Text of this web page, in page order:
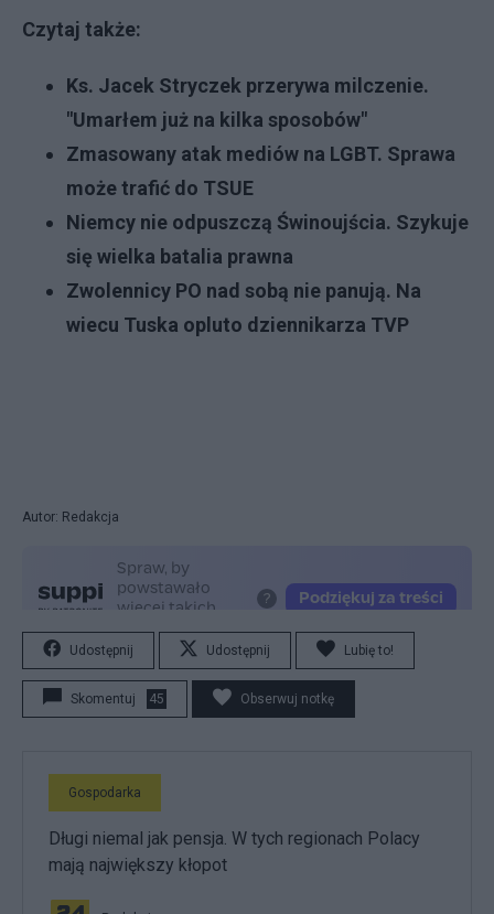
Czytaj także:
Ks. Jacek Stryczek przerywa milczenie.
"Umarłem już na kilka sposobów"
Zmasowany atak mediów na LGBT. Sprawa
może trafić do TSUE
Niemcy nie odpuszczą Świnoujścia. Szykuje
się wielka batalia prawna
Zwolennicy PO nad sobą nie panują. Na
wiecu Tuska opluto dziennikarza TVP
Autor: Redakcja
Udostępnij Udostępnij Lubię to!
Skomentuj 45 Obserwuj notkę
Gospodarka
Długi niemal jak pensja. W tych regionach Polacy
mają największy kłopot